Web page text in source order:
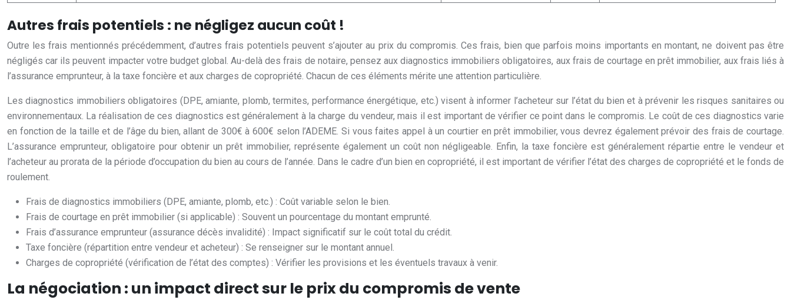
Autres frais potentiels : ne négligez aucun coût !
Outre les frais mentionnés précédemment, d’autres frais potentiels peuvent s’ajouter au prix du compromis. Ces frais, bien que parfois moins importants en montant, ne doivent pas être
négligés car ils peuvent impacter votre budget global. Au-delà des frais de notaire, pensez aux diagnostics immobiliers obligatoires, aux frais de courtage en prêt immobilier, aux frais liés à
l’assurance emprunteur, à la taxe foncière et aux charges de copropriété. Chacun de ces éléments mérite une attention particulière.
Les diagnostics immobiliers obligatoires (DPE, amiante, plomb, termites, performance énergétique, etc.) visent à informer l’acheteur sur l’état du bien et à prévenir les risques sanitaires ou
environnementaux. La réalisation de ces diagnostics est généralement à la charge du vendeur, mais il est important de vérifier ce point dans le compromis. Le coût de ces diagnostics varie
en fonction de la taille et de l’âge du bien, allant de 300€ à 600€ selon l’ADEME. Si vous faites appel à un courtier en prêt immobilier, vous devrez également prévoir des frais de courtage.
L’assurance emprunteur, obligatoire pour obtenir un prêt immobilier, représente également un coût non négligeable. Enfin, la taxe foncière est généralement répartie entre le vendeur et
l’acheteur au prorata de la période d’occupation du bien au cours de l’année. Dans le cadre d’un bien en copropriété, il est important de vérifier l’état des charges de copropriété et le fonds de
roulement.
Frais de diagnostics immobiliers (DPE, amiante, plomb, etc.) : Coût variable selon le bien.
Frais de courtage en prêt immobilier (si applicable) : Souvent un pourcentage du montant emprunté.
Frais d’assurance emprunteur (assurance décès invalidité) : Impact significatif sur le coût total du crédit.
Taxe foncière (répartition entre vendeur et acheteur) : Se renseigner sur le montant annuel.
Charges de copropriété (vérification de l’état des comptes) : Vérifier les provisions et les éventuels travaux à venir.
La négociation : un impact direct sur le prix du compromis de vente